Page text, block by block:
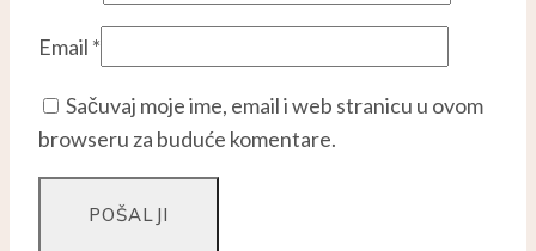
Email *
Sačuvaj moje ime, email i web stranicu u ovom
browseru za buduće komentare.